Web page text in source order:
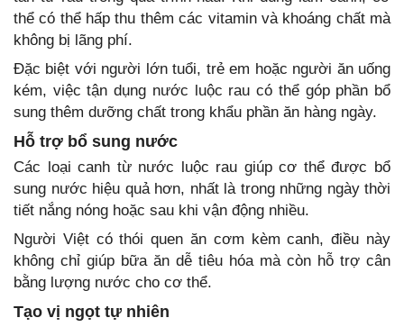
thể có thể hấp thu thêm các vitamin và khoáng chất mà
không bị lãng phí.
Đặc biệt với người lớn tuổi, trẻ em hoặc người ăn uống
kém, việc tận dụng nước luộc rau có thể góp phần bổ
sung thêm dưỡng chất trong khẩu phần ăn hàng ngày.
Hỗ trợ bổ sung nước
Các loại canh từ nước luộc rau giúp cơ thể được bổ
sung nước hiệu quả hơn, nhất là trong những ngày thời
tiết nắng nóng hoặc sau khi vận động nhiều.
Người Việt có thói quen ăn cơm kèm canh, điều này
không chỉ giúp bữa ăn dễ tiêu hóa mà còn hỗ trợ cân
bằng lượng nước cho cơ thể.
Tạo vị ngọt tự nhiên